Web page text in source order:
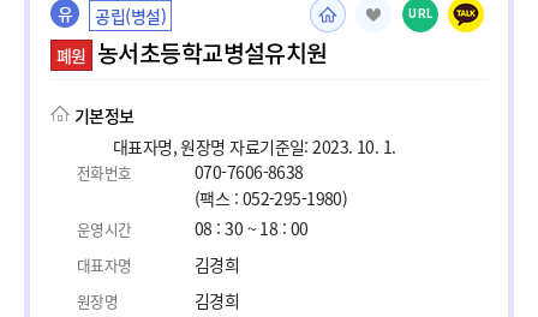
유
공립(병설)
폐원 농서초등학교병설유치원
URL
기본정보
대표자명, 원장명 자료기준일: 2023. 10. 1.
전화번호
070-7606-8638
(팩스 : 052-295-1980)
운영시간 08 : 30 ~ 18 : 00
대표자명 김경희
원장명 김경희